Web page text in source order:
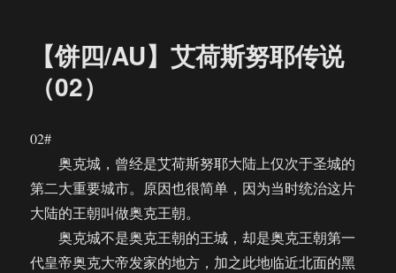
【饼四/AU】艾荷斯努耶传说
（02）
02#
奥克城，曾经是艾荷斯努耶大陆上仅次于圣城的
第二大重要城市。原因也很简单，因为当时统治这片
大陆的王朝叫做奥克王朝。
奥克城不是奥克王朝的王城，却是奥克王朝第一
代皇帝奥克大帝发家的地方，加之此地临近北面的黑